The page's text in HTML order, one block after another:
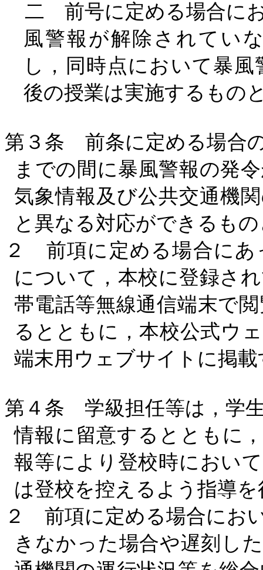
二 前号に定める場合に
風警報が解除されてい
し，同時点において暴
後の授業は実施するもの
第３条 前条に定める場合
までの間に暴風警報の発
気象情報及び公共交通機
と異なる対応ができるも
２ 前項に定める場合にあ
について，本校に登録さ
帯電話等無線通信端末で
るとともに，本校公式ウ
端末用ウェブサイトに掲
第４条 学級担任等は，学
情報に留意するとともに
報等により登校時におい
は登校を控えるよう指導
２ 前項に定める場合にお
きなかった場合や遅刻し